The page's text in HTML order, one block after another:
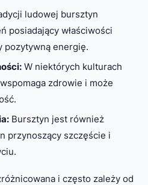
ludowej bursztyn
posiadający właściwości
pozytywną energię.
W niektórych kulturach
zdrowie i może
Bursztyn jest również
przynoszący szczęście i
i często zależy od